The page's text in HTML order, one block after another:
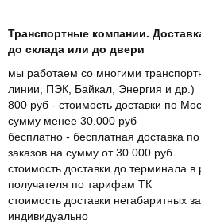
Транспортные компании.
до склада или до двери
мы работаем со многими
линии, ПЭК, Байкал, Энергия и др.)
800 руб - стоимость доставки по
сумму менее 30.000 руб
бесплатно - бесплатная доставка
заказов на сумму от 30.000 руб
стоимость доставки до терминала
получателя по тарифам ТК
стоимость доставки негабаритных
индивидуально